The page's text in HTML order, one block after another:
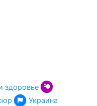
здоровье
Украина